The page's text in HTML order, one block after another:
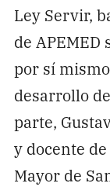
Ley Servir,
de
por sí
desarrollo
parte,
y docente
Mayor de